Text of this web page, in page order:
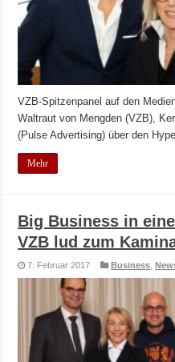
VZB-Spitzenpanel auf den
Waltraut von Mengden (VZB),
(Pulse Advertising) über den
Mehr
Big Business in
VZB lud zum
7. Februar 2017 Business ,